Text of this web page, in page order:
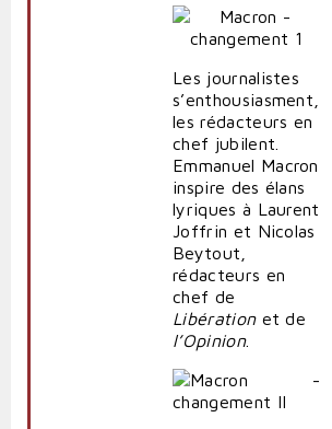
Les journalistes
s’enthousiasment,
les rédacteurs en
chef jubilent.
Emmanuel Macron
inspire des élans
lyriques à Laurent
Joffrin et Nicolas
Beytout,
rédacteurs en
chef de
Libérationet de
l’Opinion.